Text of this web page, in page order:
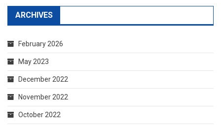
ARCHIVES
February 2026
May 2023
December 2022
November 2022
October 2022